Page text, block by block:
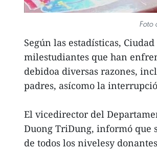
Foto
Según las estadísticas,
milestudiantes que han
debidoa diversas razones,
padres, asícomo la
El vicedirector del
Duong TriDung, informó que
de todos los nivelesy